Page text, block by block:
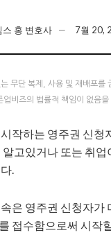
스 홍 변호사 7월 20,
무단 복제, 사용 및 재배포를
비즈의 법률적 책임이 없음을
작하는 영주권 신
알고있거나 또는 취
.
은 영주권 신청자가
접수함으로써 시작